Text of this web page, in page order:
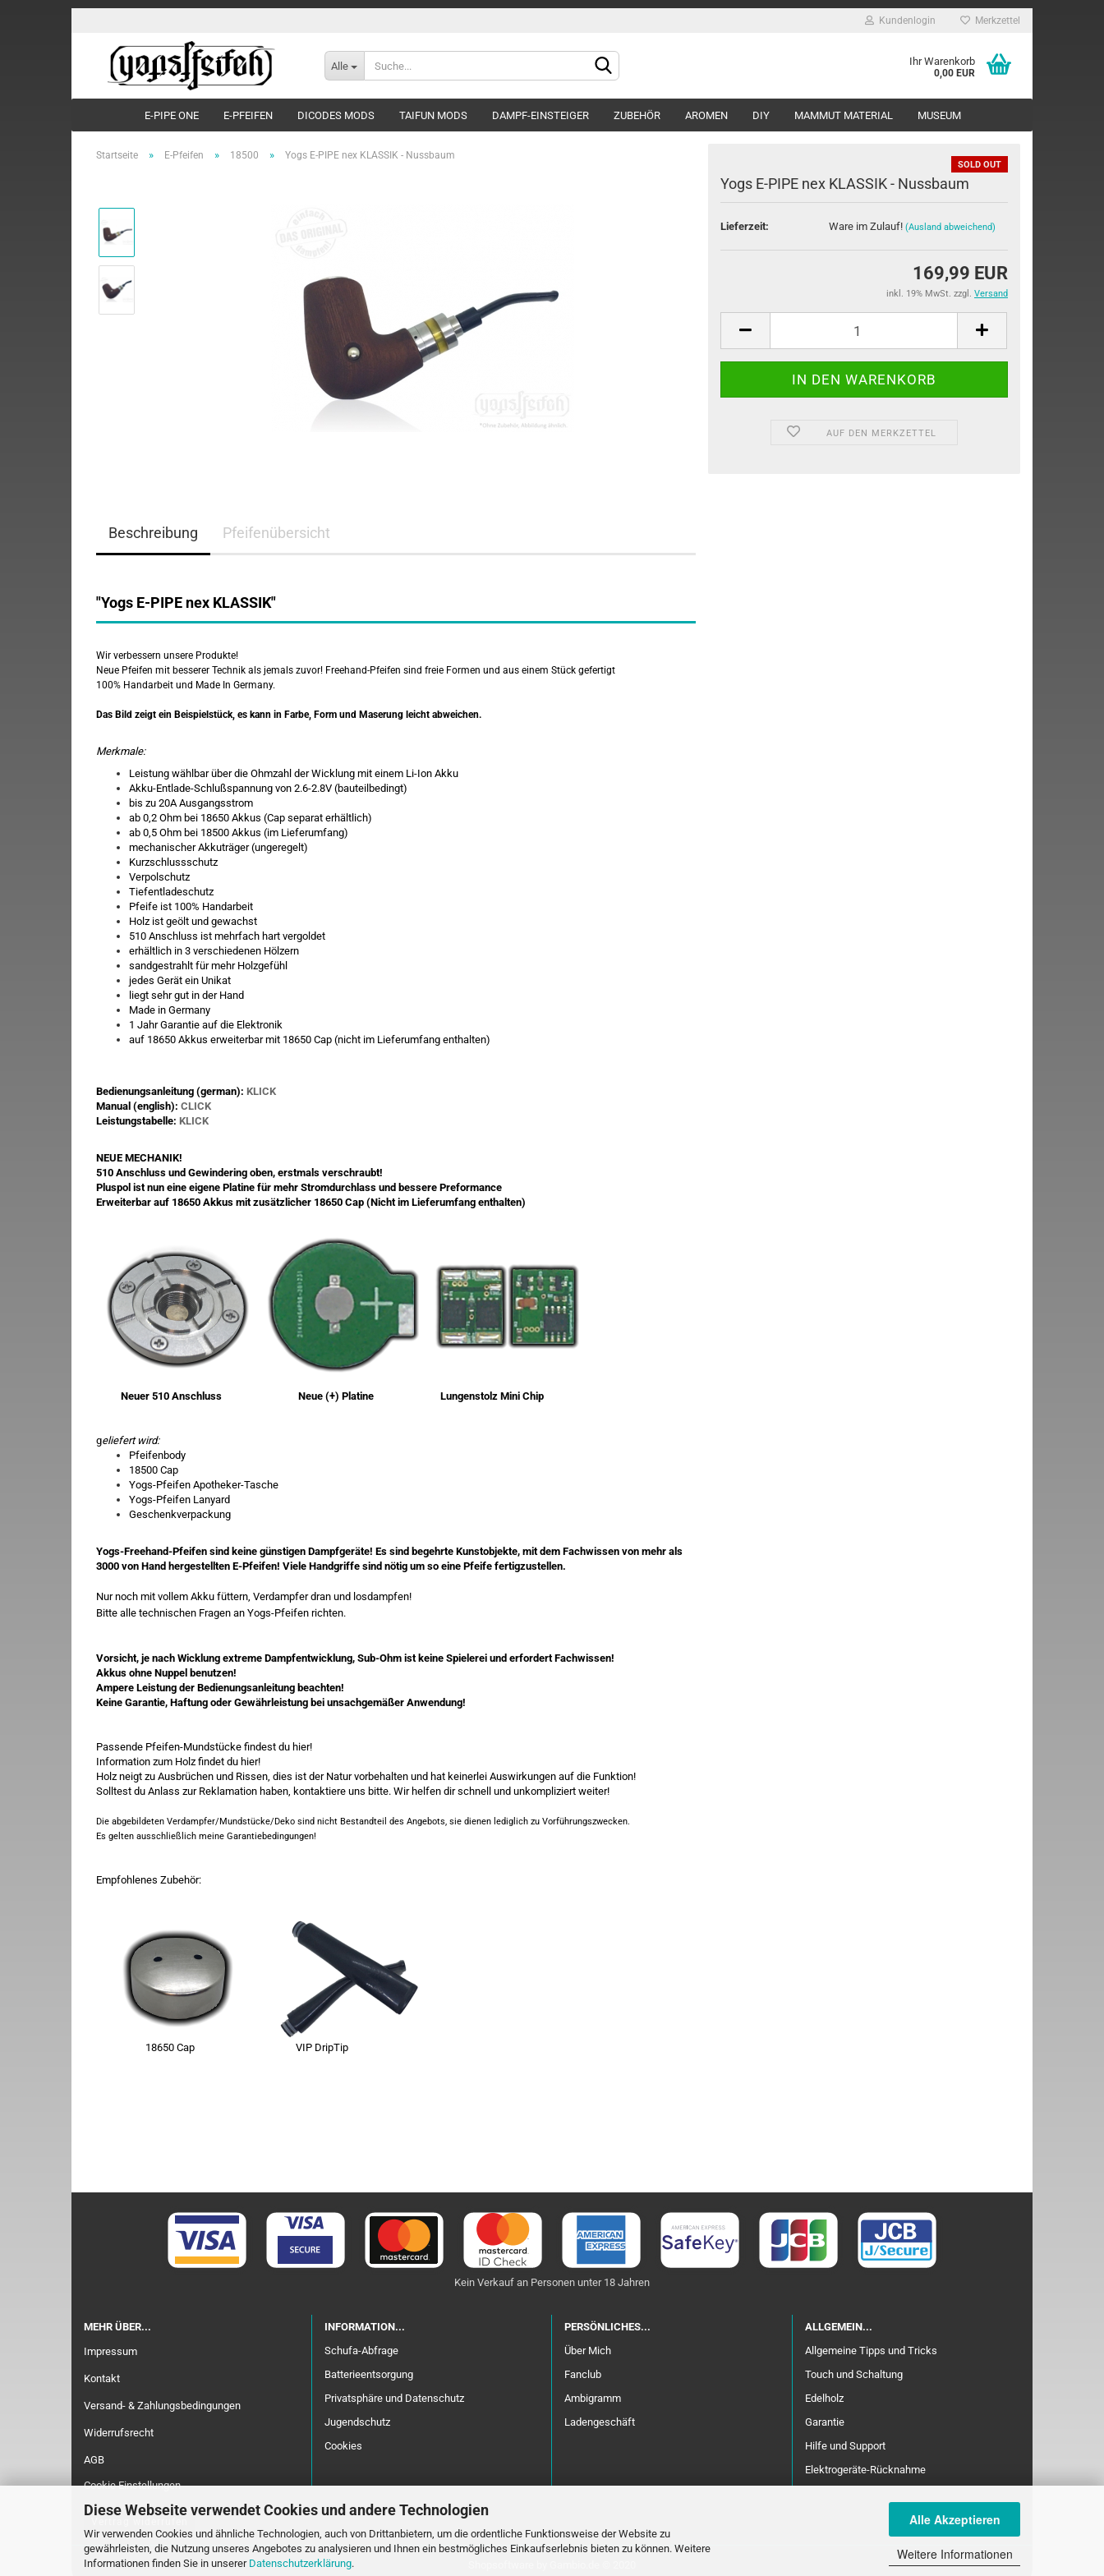
Diese Webseite verwendet Cookies und andere Technologien
Wir verwenden Cookies und ähnliche Technologien, auch von Drittanbietern, um die ordentliche Funktionsweise der Website zu
gewährleisten, die Nutzung unseres Angebotes zu analysieren und Ihnen ein bestmögliches Einkaufserlebnis bieten zu können. Weitere
Informationen finden Sie in unserer Datenschutzerklärung.
Alle Akzeptieren
Weitere Informationen
Kundenlogin
Konto erstellen
Merkzettel
Alle Ihr Warenkorb
0,00 EUR
E-PIPE ONE E-PFEIFEN DICODES MODS TAIFUN MODS DAMPF-EINSTEIGER ZUBEHÖR AROMEN DIY MAMMUT MATERIAL MUSEUM
Startseite » E-Pfeifen » 18500 » Yogs E-PIPE nex KLASSIK - Nussbaum
SOLD OUT
Yogs E-PIPE nex KLASSIK - Nussbaum
Lieferzeit: Ware im Zulauf! (Ausland abweichend)
169,99 EUR
inkl. 19% MwSt. zzgl. Versand
AUF DEN MERKZETTEL
Beschreibung Pfeifenübersicht
"Yogs E-PIPE nex KLASSIK"
Wir verbessern unsere Produkte!
Neue Pfeifen mit besserer Technik als jemals zuvor! Freehand-Pfeifen sind freie Formen und aus einem Stück gefertigt
100% Handarbeit und Made In Germany.
Das Bild zeigt ein Beispielstück, es kann in Farbe, Form und Maserung leicht abweichen.
Merkmale:
Leistung wählbar über die Ohmzahl der Wicklung mit einem Li-Ion Akku
Akku-Entlade-Schlußspannung von 2.6-2.8V (bauteilbedingt)
bis zu 20A Ausgangsstrom
ab 0,2 Ohm bei 18650 Akkus (Cap separat erhältlich)
ab 0,5 Ohm bei 18500 Akkus (im Lieferumfang)
mechanischer Akkuträger (ungeregelt)
Kurzschlussschutz
Verpolschutz
Tiefentladeschutz
Pfeife ist 100% Handarbeit
Holz ist geölt und gewachst
510 Anschluss ist mehrfach hart vergoldet
erhältlich in 3 verschiedenen Hölzern
sandgestrahlt für mehr Holzgefühl
jedes Gerät ein Unikat
liegt sehr gut in der Hand
Made in Germany
1 Jahr Garantie auf die Elektronik
auf 18650 Akkus erweiterbar mit 18650 Cap (nicht im Lieferumfang enthalten)
Bedienungsanleitung (german): KLICK
Manual (english): CLICK
Leistungstabelle: KLICK
NEUE MECHANIK!
510 Anschluss und Gewindering oben, erstmals verschraubt!
Pluspol ist nun eine eigene Platine für mehr Stromdurchlass und bessere Preformance
Erweiterbar auf 18650 Akkus mit zusätzlicher 18650 Cap (Nicht im Lieferumfang enthalten)
Neuer 510 Anschluss Neue (+) Platine Lungenstolz Mini Chip
geliefert wird:
Pfeifenbody
18500 Cap
Yogs-Pfeifen Apotheker-Tasche
Yogs-Pfeifen Lanyard
Geschenkverpackung
Yogs-Freehand-Pfeifen sind keine günstigen Dampfgeräte! Es sind begehrte Kunstobjekte, mit dem Fachwissen von mehr als
3000 von Hand hergestellten E-Pfeifen! Viele Handgriffe sind nötig um so eine Pfeife fertigzustellen.
Nur noch mit vollem Akku füttern, Verdampfer dran und losdampfen!
Bitte alle technischen Fragen an Yogs-Pfeifen richten.
Vorsicht, je nach Wicklung extreme Dampfentwicklung, Sub-Ohm ist keine Spielerei und erfordert Fachwissen!
Akkus ohne Nuppel benutzen!
Ampere Leistung der Bedienungsanleitung beachten!
Keine Garantie, Haftung oder Gewährleistung bei unsachgemäßer Anwendung!
Passende Pfeifen-Mundstücke findest du hier!
Information zum Holz findet du hier!
Holz neigt zu Ausbrüchen und Rissen, dies ist der Natur vorbehalten und hat keinerlei Auswirkungen auf die Funktion!
Solltest du Anlass zur Reklamation haben, kontaktiere uns bitte. Wir helfen dir schnell und unkompliziert weiter!
Die abgebildeten Verdampfer/Mundstücke/Deko sind nicht Bestandteil des Angebots, sie dienen lediglich zu Vorführungszwecken.
Es gelten ausschließlich meine Garantiebedingungen!
​Empfohlenes Zubehör:
18650 Cap VIP DripTip
Kein Verkauf an Personen unter 18 Jahren
MEHR ÜBER...
Impressum
Kontakt
Versand- & Zahlungsbedingungen
Widerrufsrecht
AGB
Cookie Einstellungen
INFORMATION...
Schufa-Abfrage
Batterieentsorgung
Privatsphäre und Datenschutz
Jugendschutz
Cookies
PERSÖNLICHES...
Über Mich
Fanclub
Ambigramm
Ladengeschäft
ALLGEMEIN...
Allgemeine Tipps und Tricks
Touch und Schaltung
Edelholz
Garantie
Hilfe und Support
Elektrogeräte-Rücknahme